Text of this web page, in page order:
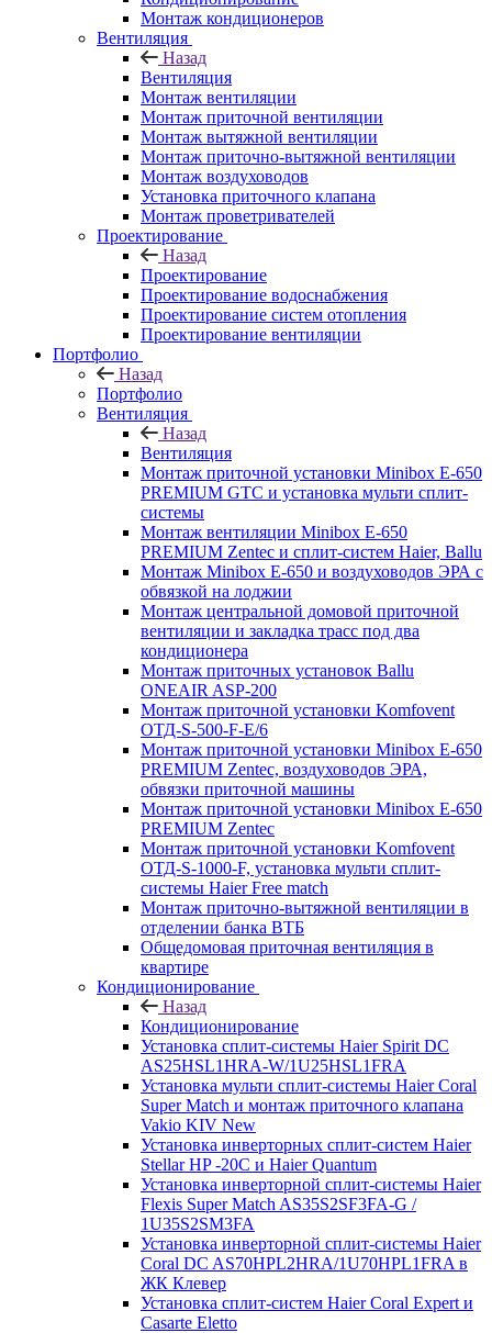
Монтаж кондиционеров
Вентиляция
Назад
Вентиляция
Монтаж вентиляции
Монтаж приточной вентиляции
Монтаж вытяжной вентиляции
Монтаж приточно-вытяжной вентиляции
Монтаж воздуховодов
Установка приточного клапана
Монтаж проветривателей
Проектирование
Назад
Проектирование
Проектирование водоснабжения
Проектирование систем отопления
Проектирование вентиляции
Портфолио
Назад
Портфолио
Вентиляция
Назад
Вентиляция
Монтаж приточной установки Minibox E-650
PREMIUM GTC и установка мульти сплит-
системы
Монтаж вентиляции Minibox E-650
PREMIUM Zentec и сплит-систем Haier, Ballu
Монтаж Minibox E-650 и воздуховодов ЭРА с
обвязкой на лоджии
Монтаж центральной домовой приточной
вентиляции и закладка трасс под два
кондиционера
Монтаж приточных установок Ballu
ONEAIR ASP-200
Монтаж приточной установки Komfovent
ОТД-S-500-F-E/6
Монтаж приточной установки Minibox E-650
PREMIUM Zentec, воздуховодов ЭРА,
обвязки приточной машины
Монтаж приточной установки Minibox E-650
PREMIUM Zentec
Монтаж приточной установки Komfovent
ОТД-S-1000-F, установка мульти сплит-
системы Haier Free match
Монтаж приточно-вытяжной вентиляции в
отделении банка ВТБ
Общедомовая приточная вентиляция в
квартире
Кондиционирование
Назад
Кондиционирование
Установка сплит-системы Haier Spirit DC
AS25HSL1HRA-W/1U25HSL1FRA
Установка мульти сплит-системы Haier Coral
Super Match и монтаж приточного клапана
Vakio KIV New
Установка инверторных сплит-систем Haier
Stellar HP -20С и Haier Quantum
Установка инверторной сплит-системы Haier
Flexis Super Match AS35S2SF3FA-G /
1U35S2SM3FA
Установка инверторной сплит-системы Haier
Coral DC AS70HPL2HRA/1U70HPL1FRA в
ЖК Клевер
Установка сплит-систем Haier Coral Expert и
Casarte Eletto